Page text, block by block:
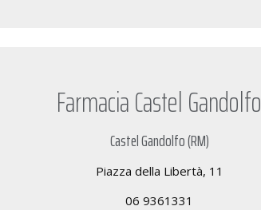
Farmacia Castel Gandolfo
Castel Gandolfo (RM)
Piazza della Libertà, 11
06 9361331